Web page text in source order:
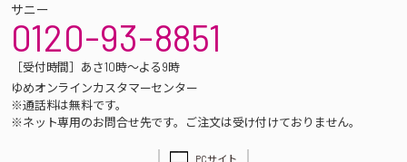
サニー
0120-93-8851
［受付時間］あさ10時～よる9時
ゆめオンラインカスタマーセンター
※通話料は無料です。
※ネット専用のお問合せ先です。ご注文は受け付けておりません。
PCサイト